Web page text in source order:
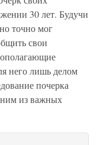
30 лет. Будучи
точно мог
свои
него лишь делом
почерка
из важных